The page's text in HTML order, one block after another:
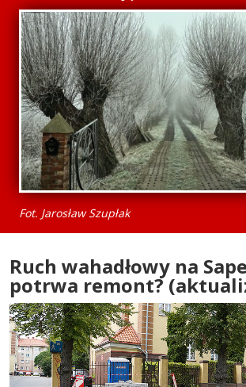
Fot. Jarosław Szupłak
Ruch wahadłowy na
potrwa remont?